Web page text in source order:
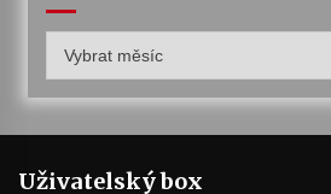
archiv
Uživatelský box